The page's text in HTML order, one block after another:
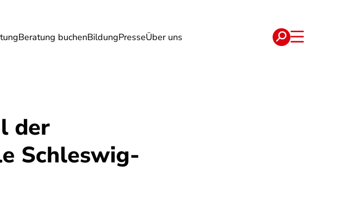
Beratung buchenBildungPresseÜber uns
Energie Reise Verträge
der
Schleswig-